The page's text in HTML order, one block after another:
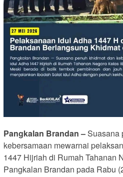
Pangkalan Brandan –Suasana
kebersamaan mewarnai
1447 Hijriah di Rumah Tahanan
Pangkalan Brandan pada Rabu